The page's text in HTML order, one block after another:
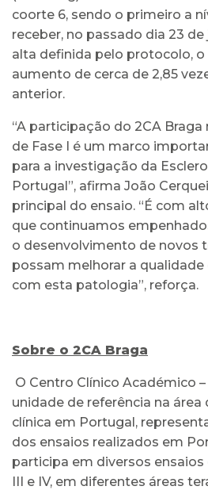
coorte 6, sendo o primeiro a
receber, no passado dia 23
alta definida pelo protocolo,
aumento de cerca de 2,85
anterior.
“A participação do 2CA
de Fase I é um marco
para a investigação da
Portugal”, afirma João
principal do ensaio. “É com
que continuamos
o desenvolvimento de novos
possam melhorar a
com esta patologia”, reforça.
Sobre o 2CA Braga
O Centro Clínico Académico
unidade de referência na
clínica em Portugal,
dos ensaios realizados em
participa em diversos ensaios
III e IV, em diferentes áreas